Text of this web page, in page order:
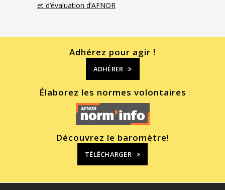
et d’évaluation d’AFNOR
Adhérez pour agir !
ADHÉRER
Élaborez les normes volontaires
Découvrez le baromètre!
TÉLÉCHARGER